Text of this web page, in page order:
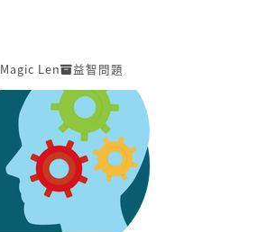
Magic Len 益智問題